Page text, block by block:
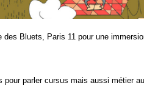
Bluets, Paris 11 pour une
parler cursus mais aussi métier